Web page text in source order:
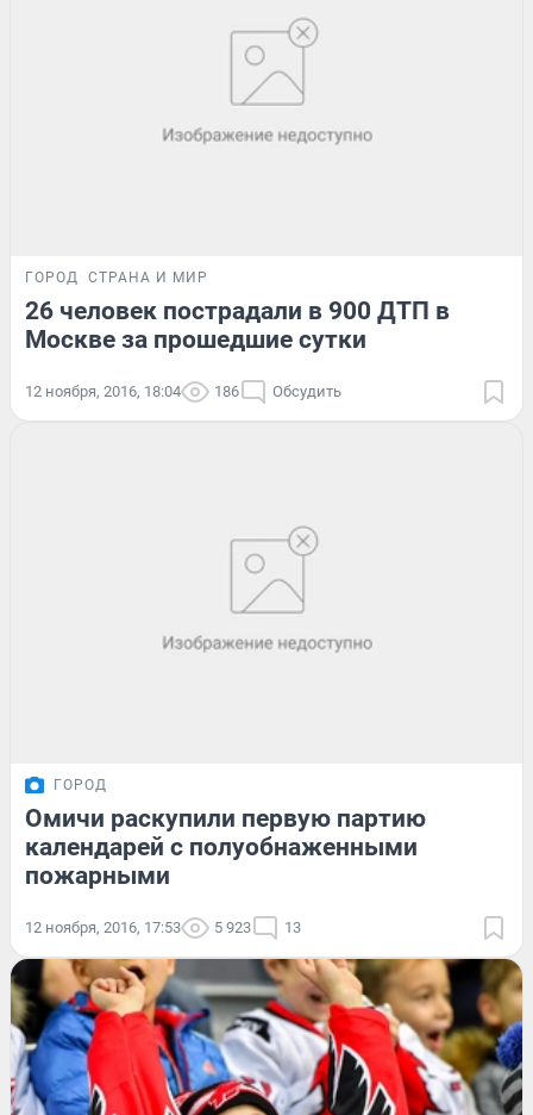
ГОРОД СТРАНА И МИР
26 человек пострадали в 900 ДТП в
Москве за прошедшие сутки
12 ноября, 2016, 18:04 186 Обсудить
ГОРОД
Омичи раскупили первую партию
календарей с полуобнаженными
пожарными
12 ноября, 2016, 17:53 5 923 13